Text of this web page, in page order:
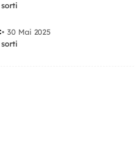
•30 Mai 2025